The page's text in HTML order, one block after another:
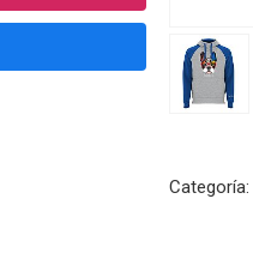
Categoría: